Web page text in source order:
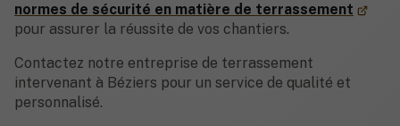
normes de sécurité en matière de terrassement
pour assurer la réussite de vos chantiers.
Contactez notre entreprise de terrassement
intervenant à Béziers pour un service de qualité et
personnalisé.